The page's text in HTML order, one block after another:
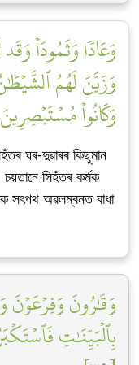
وَعَادٗا وَثَمُودَاْ
وَزَيَّنَ لَهُمُ
وَكَانُواْ مُسۡتَبۡصِرِينَ
ঘৰ-দুৱাৰৰ কিছুমান
চয়তানে সিহঁতৰ কৰ্মক
সৎপথ অৱলম্বনত বাধা
وَقَٰرُونَ
بِٱلۡبَيِّنَٰتِ